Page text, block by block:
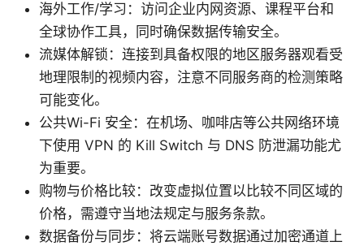
海外工作/学习：访问企业内网资源、课程平台和
全球协作工具，同时确保数据传输安全。
流媒体解锁：连接到具备权限的地区服务器观看受
地理限制的视频内容，注意不同服务商的检测策略
可能变化。
公共Wi-Fi 安全：在机场、咖啡店等公共网络环境
下使用 VPN 的 Kill Switch 与 DNS 防泄漏功能尤
为重要。
购物与价格比较：改变虚拟位置以比较不同区域的
价格，需遵守当地法规定与服务条款。
数据备份与同步：将云端账号数据通过加密通道上